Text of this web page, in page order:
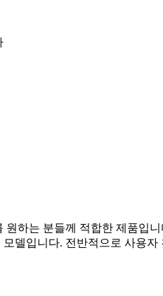
하는 분들께 적합한 제품
델입니다. 전반적으로 사용